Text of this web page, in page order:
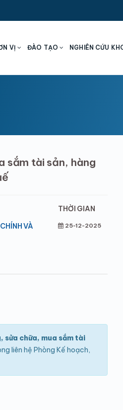
VỊ ĐÀO TẠO NGHIÊN CỨU
sắm tài sản, hàng
VÀ
THỜI GIAN
25-12-2025
sửa chữa, mua sắm tài
liên hệ Phòng Kế hoạch,